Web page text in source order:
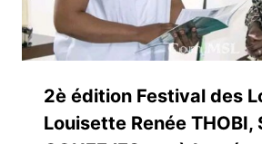
2è édition Festival des
Louisette Renée THOBI,